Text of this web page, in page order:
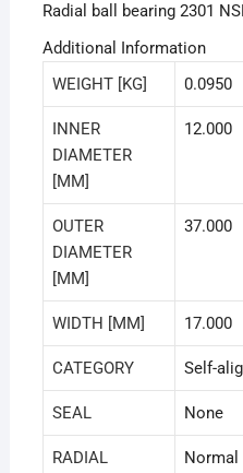
Radial ball bearing 2301
Additional Information
WEIGHT [KG]
0.0950
INNER
DIAMETER
[MM]
12.000
OUTER
DIAMETER
[MM]
37.000
WIDTH [MM] 17.000
CATEGORY Self-
SEAL None
RADIAL
Normal